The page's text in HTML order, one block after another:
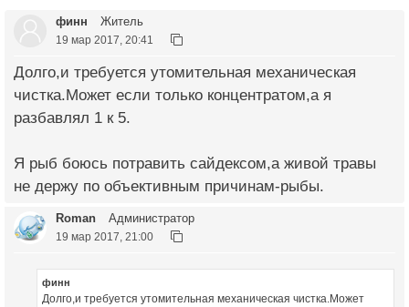
финн Житель
19 мар 2017, 20:41
Долго,и требуется утомительная механическая
чистка.Может если только концентратом,а я
разбавлял 1 к 5.
Я рыб боюсь потравить сайдексом,а живой травы
не держу по объективным причинам-рыбы.
Roman Администратор
19 мар 2017, 21:00
финн
Долго,и требуется утомительная механическая чистка.Может